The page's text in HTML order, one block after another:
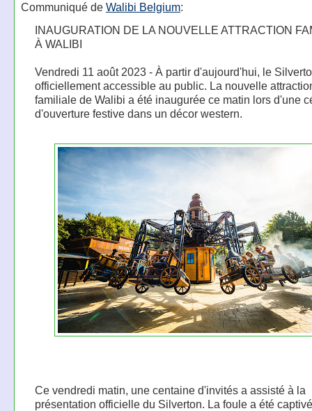
Communiqué de Walibi Belgium:
INAUGURATION DE LA NOUVELLE ATTRACTION
À WALIBI
Vendredi 11 août 2023 - À partir d'aujourd'hui, le
officiellement accessible au public. La nouvelle
familiale de Walibi a été inaugurée ce matin lors d'une
d'ouverture festive dans un décor western.
Ce vendredi matin, une centaine d'invités a assisté à la
présentation officielle du Silverton. La foule a été